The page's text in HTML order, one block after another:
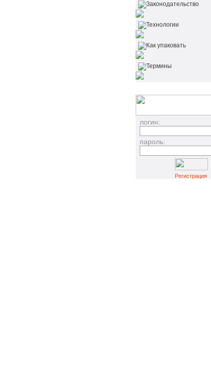
Законодательство
Технологии
Как упаковать
Термины
логин:
пароль:
Регистрация